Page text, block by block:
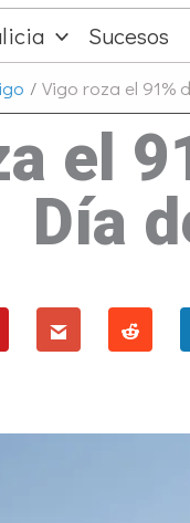
Sucesos
Vigo roza el 91%
el
Día